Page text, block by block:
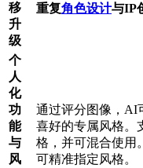
移
升
级
重复角色设计与IP
个
人
化
功
能
与
风
通过评分图像，AI
喜好的专属风格。
格，并可混合使用。
可精准指定风格。